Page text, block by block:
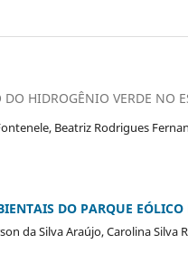
HIDROGÊNIO VERDE NO
Beatriz Rodrigues
DO PARQUE EÓLICO
da Silva Araújo, Carolina Silva